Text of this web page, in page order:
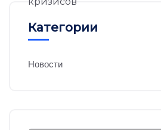
Категории
Новости